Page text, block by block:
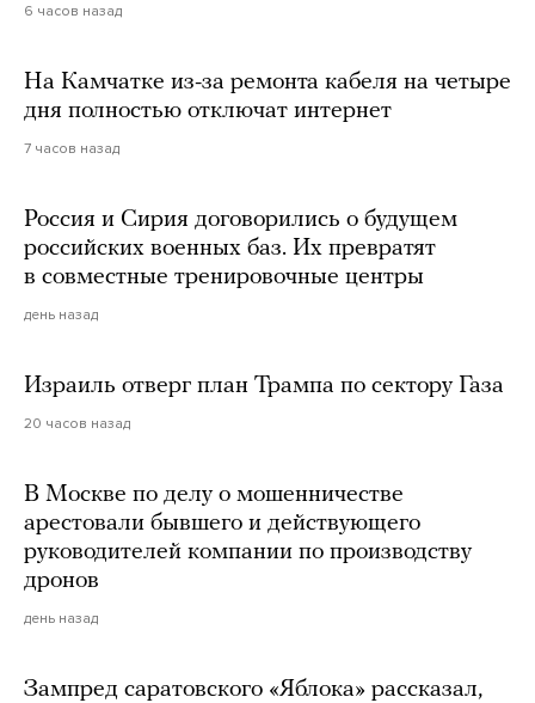
6 часов назад
На Камчатке из-за ремонта кабеля на четыре
дня полностью отключат интернет
7 часов назад
Россия и Сирия договорились о будущем
российских военных баз. Их превратят
в совместные тренировочные центры
день назад
Израиль отверг план Трампа по сектору Газа
20 часов назад
В Москве по делу о мошенничестве
арестовали бывшего и действующего
руководителей компании по производству
дронов
день назад
Зампред саратовского «Яблока» рассказал,